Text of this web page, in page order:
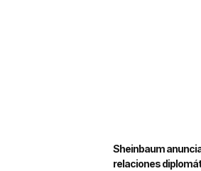
Sheinbaum
relaciones